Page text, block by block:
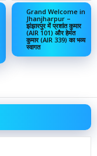
Grand Welcome in
Jhanjharpur –
झंझारपुर में प्रशांत कुमार
(AIR 101) और हेमंत
कुमार (AIR 339) का भव्य
स्वागत